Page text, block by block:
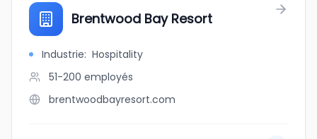
Brentwood Bay Resort
Industrie: Hospitality
51-200 employés
brentwoodbayresort.com